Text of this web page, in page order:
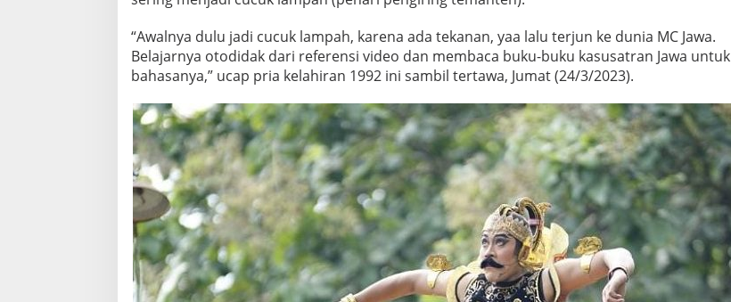
“Awalnya dulu jadi cucuk lampah, karena ada tekanan, yaa lalu terjun ke dunia MC Jawa.
Belajarnya otodidak dari referensi video dan membaca buku-buku kasusatran Jawa untuk
bahasanya,” ucap pria kelahiran 1992 ini sambil tertawa, Jumat (24/3/2023).